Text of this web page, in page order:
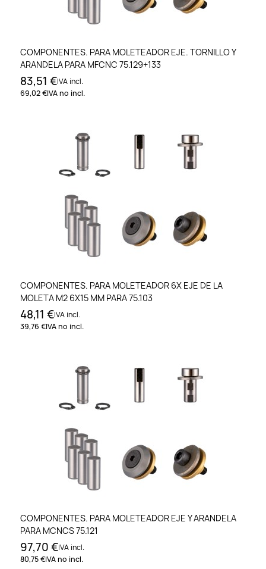
COMPONENTES. PARA MOLETEADOR EJE. TORNILLO Y
ARANDELA PARA MFCNC 75.129+133
83,51 €IVA incl.
69,02 €IVA no incl.
COMPONENTES. PARA MOLETEADOR 6X EJE DE LA
MOLETA M2 6X15 MM PARA 75.103
48,11 €IVA incl.
39,76 €IVA no incl.
COMPONENTES. PARA MOLETEADOR EJE Y ARANDELA
PARA MCNCS 75.121
97,70 €IVA incl.
80,75 €IVA no incl.